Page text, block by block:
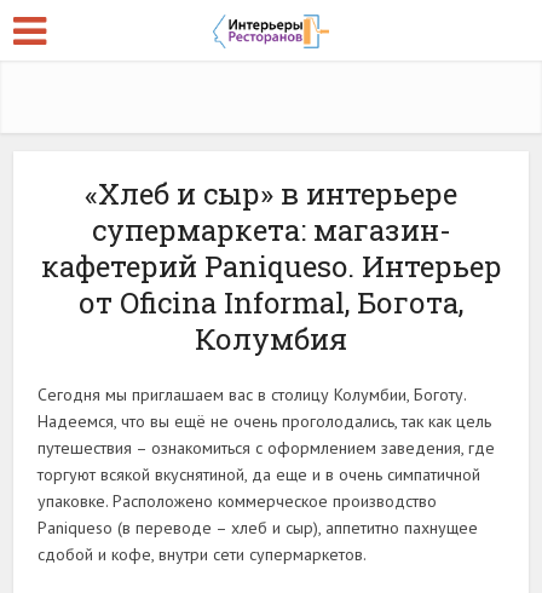
«Хлеб и сыр» в интерьере
супермаркета: магазин-
кафетерий Paniqueso. Интерьер
от Oficina Informal, Богота,
Колумбия
Сегодня мы приглашаем вас в столицу Колумбии, Боготу.
Надеемся, что вы ещё не очень проголодались, так как цель
путешествия – ознакомиться с оформлением заведения, где
торгуют всякой вкуснятиной, да еще и в очень симпатичной
упаковке. Расположено коммерческое производство
Paniqueso (в переводе – хлеб и сыр), аппетитно пахнущее
сдобой и кофе, внутри сети супермаркетов.